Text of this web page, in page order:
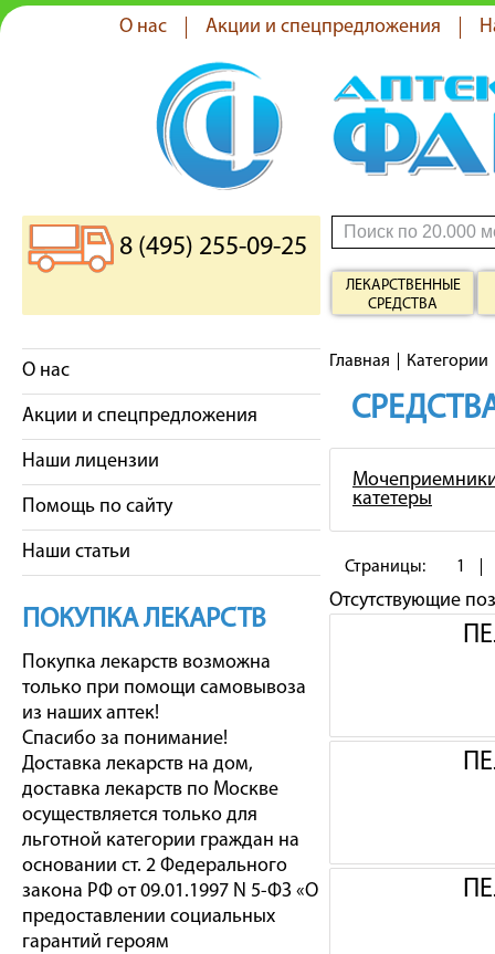
О нас Акции и спецпредложения
8 (495) 255-09-25
ЛЕКАРСТВЕННЫЕ
СРЕДСТВА
О нас
Акции и спецпредложения
Наши лицензии
Помощь по сайту
Наши статьи
ПОКУПКА ЛЕКАРСТВ
Покупка лекарств возможна
только при помощи самовывоза
из наших аптек!
Спасибо за понимание!
Доставка лекарств на дом,
доставка лекарств по Москве
осуществляется только для
льготной категории граждан на
основании ст. 2 Федерального
закона РФ от 09.01.1997 N 5-ФЗ «О
предоставлении социальных
гарантий героям
Главная Категории
катетеры
Страницы: 1
Отсутствующие